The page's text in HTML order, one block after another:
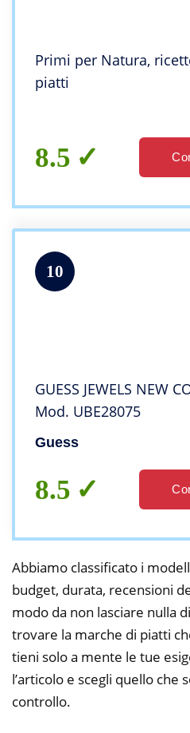
Primi per Natura,
piatti
8.5
10
GUESS JEWELS NEW
Mod. UBE28075
Guess
8.5
Abbiamo classificato i
budget, durata, recensioni
modo da non lasciare nulla
trovare la marche di piatti
tieni solo a mente le tue
l’articolo e scegli quello che
controllo.